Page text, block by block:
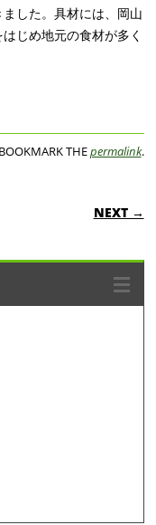
した。具材には、岡山
じめ地元の食材が多く
BOOKMARK THEpermalink.
NEXT →